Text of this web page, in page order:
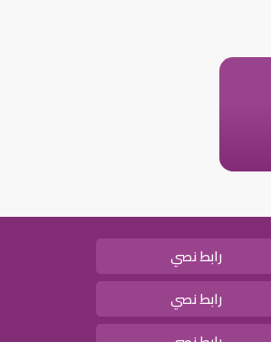
رابط نصي
رابط نصي